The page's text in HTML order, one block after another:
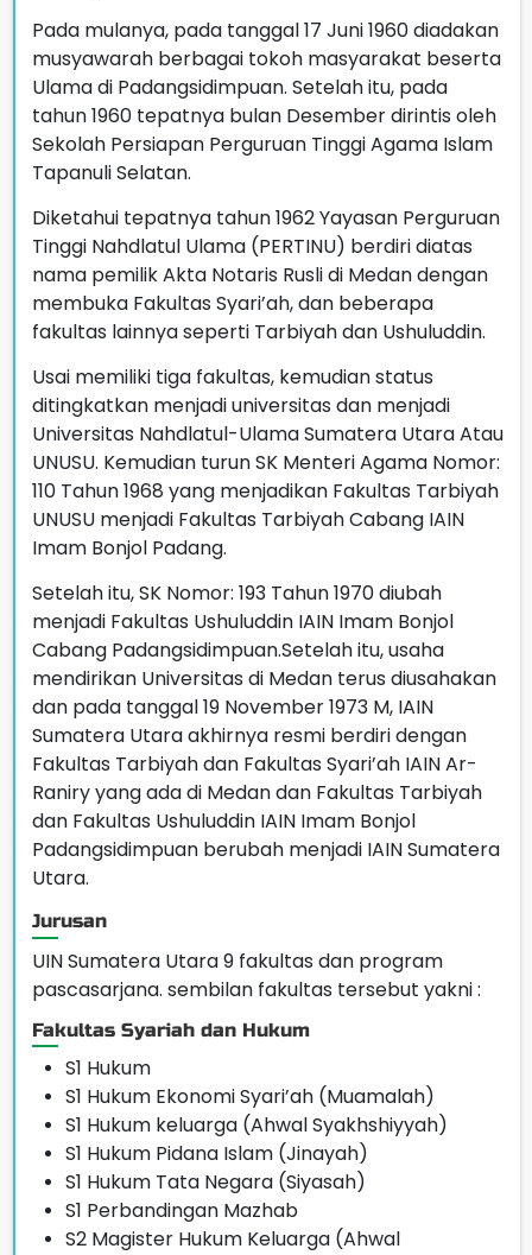
Pada mulanya, pada tanggal 17 Juni 1960 diadakan
musyawarah berbagai tokoh masyarakat beserta
Ulama di Padangsidimpuan. Setelah itu, pada
tahun 1960 tepatnya bulan Desember dirintis oleh
Sekolah Persiapan Perguruan Tinggi Agama Islam
Tapanuli Selatan.
Diketahui tepatnya tahun 1962 Yayasan Perguruan
Tinggi Nahdlatul Ulama (PERTINU) berdiri diatas
nama pemilik Akta Notaris Rusli di Medan dengan
membuka Fakultas Syari’ah, dan beberapa
fakultas lainnya seperti Tarbiyah dan Ushuluddin.
Usai memiliki tiga fakultas, kemudian status
ditingkatkan menjadi universitas dan menjadi
Universitas Nahdlatul-Ulama Sumatera Utara Atau
UNUSU. Kemudian turun SK Menteri Agama Nomor:
110 Tahun 1968 yang menjadikan Fakultas Tarbiyah
UNUSU menjadi Fakultas Tarbiyah Cabang IAIN
Imam Bonjol Padang.
Setelah itu, SK Nomor: 193 Tahun 1970 diubah
menjadi Fakultas Ushuluddin IAIN Imam Bonjol
Cabang Padangsidimpuan.Setelah itu, usaha
mendirikan Universitas di Medan terus diusahakan
dan pada tanggal 19 November 1973 M, IAIN
Sumatera Utara akhirnya resmi berdiri dengan
Fakultas Tarbiyah dan Fakultas Syari’ah IAIN Ar-
Raniry yang ada di Medan dan Fakultas Tarbiyah
dan Fakultas Ushuluddin IAIN Imam Bonjol
Padangsidimpuan berubah menjadi IAIN Sumatera
Utara.
Jurusan
UIN Sumatera Utara 9 fakultas dan program
pascasarjana. sembilan fakultas tersebut yakni :
Fakultas Syariah dan Hukum
S1 Hukum
S1 Hukum Ekonomi Syari’ah (Muamalah)
S1 Hukum keluarga (Ahwal Syakhshiyyah)
S1 Hukum Pidana Islam (Jinayah)
S1 Hukum Tata Negara (Siyasah)
S1 Perbandingan Mazhab
S2 Magister Hukum Keluarga (Ahwal